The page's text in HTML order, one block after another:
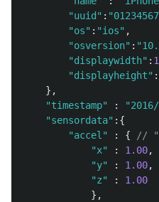
"uuid " : "
"os" : "ios" ,
"osversion" : "
"displaywidth" :
"displayheight" :
},
"timestamp" : "
"sensordata" :{
"accel " : {
//
"x" : 1.00,
"y" : 1.00,
"z" :
1.00
},